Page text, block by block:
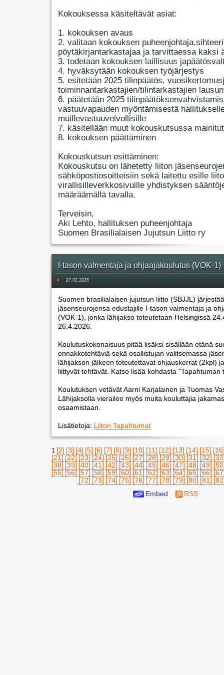
Kokouksessa käsiteltävät asiat:
1. kokouksen avaus
2. valitaan kokouksen
pöytäkirjantarkastajaa ja tarvittaessa kaksi
3. todetaan kokouksen laillisuus
4. hyväksytään kokouksen työjärjestys
5. esitetään 2025 tilinpäätös,
toiminnantarkastajien/tilintarkastajien
6. päätetään 2025
vastuuvapauden myöntämisestä
muillevastuuvelvollisille
7. käsitellään muut kokouskutsussa
8. kokouksen päättäminen
Kokouskutsun esittäminen:
Kokouskutsu on lähetetty liiton
sähköpostiosoitteisiin sekä laitettu esille
virallisilleverkkosivuille yhdistyksen
määräämällä tavalla.
Terveisin,
Aki Lehto, hallituksen puheenjohtaja
Suomen Brasilialaisen Jujutsun Liitto ry
I-tason valmentaja ja ohjaajakoulutus (VOK-1)
# 27.02.2026
Suomen brasilialaisen jujutsun liitto (SBJJL) järjestää
jäsenseurojensa edustajille I-tason valmentaja ja
(VOK-1), jonka lähijakso toteutetaan Helsingissä
26.4.2026.
Koulutuskokonaisuus pitää lisäksi sisällään etänä
ennakkotehtäviä sekä osallistujan valitsemassa
lähijakson jälkeen toteutettavat ohjauskerrat (2kpl)
liittyvät tehtävät. Katso lisää kohdasta "Tapahtuman
Koulutuksen vetävät Aarni Karjalainen ja Tuomas
Lähijaksolla vierailee myös muita kouluttajia
osaamistaan.
Lisätietoja: Liiton Tapahtumat
1 [2] [3] [4] [5] [6] [7] [8] [9] [10] [11] [12] [13] [14] [15]
[21] [22] [23] [24] [25] [26] [27] [28] [29] [30] [31] [32]
[38] [39] [40] [41] [42] [43] [44] [45] [46] [47] [48] [49]
[55] [56] [57] [58] [59] [60] [61] [62] [63] [64] [65] [66]
[72] [73] [74] [75] [76] [77] [78] [79] [80] [81]
Embed
RSS